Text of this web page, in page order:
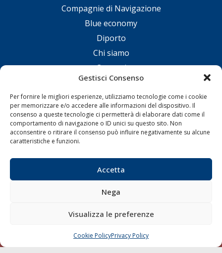
Gestisci Consenso
Per fornire le migliori esperienze, utilizziamo tecnologie come i cookie
per memorizzare e/o accedere alle informazioni del dispositivo. Il
consenso a queste tecnologie ci permetterà di elaborare dati come il
comportamento di navigazione o ID unici su questo sito. Non
acconsentire o ritirare il consenso può influire negativamente su alcune
caratteristiche e funzioni.
Accetta
Nega
Visualizza le preferenze
Cookie PolicyPrivacy Policy
Compagnie di Navigazione
Blue economy
Diporto
Chi siamo
Contatti
SEGUI
Privacy Policy
born inMaMaStudiOs
CHIAMA SCRIVI